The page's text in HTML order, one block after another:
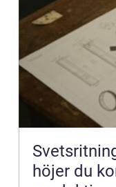
höjer du